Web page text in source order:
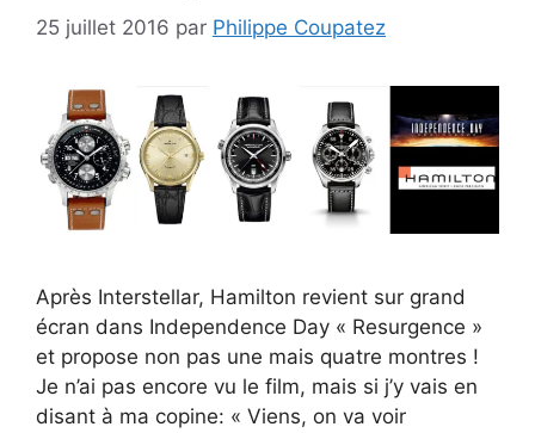
25 juillet 2016 par Philippe Coupatez
Après Interstellar, Hamilton revient sur grand
écran dans Independence Day « Resurgence »
et propose non pas une mais quatre montres !
Je n’ai pas encore vu le film, mais si j’y vais en
disant à ma copine: « Viens, on va voir